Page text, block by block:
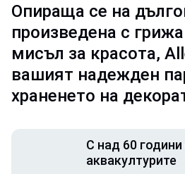
Опираща се на
произведена с
мисъл за красота,
вашият надежден
храненето на
С над 60 години
аквакултурите